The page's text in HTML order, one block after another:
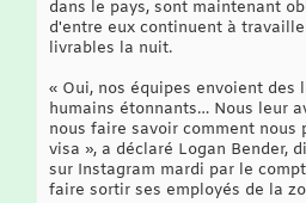
dans le pays, sont maintenant
d'entre eux continuent à
livrables la nuit.
« Oui, nos équipes envoient
humains étonnants… Nous leur
nous faire savoir comment
visa », a déclaré Logan Bender,
sur Instagram mardi par le
faire sortir ses employés de la